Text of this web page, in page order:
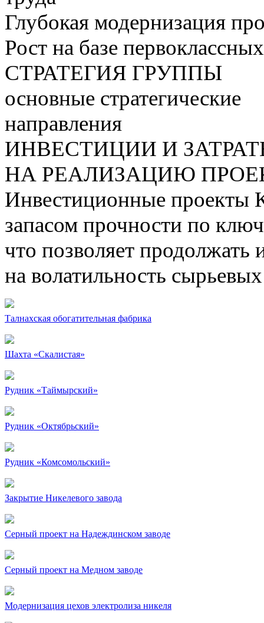
Глубокая модернизация
Рост на базе
СТРАТЕГИЯ ГРУППЫ
основные стратегические
направления
ИНВЕСТИЦИИ И
НА РЕАЛИЗАЦИЮ
Инвестиционные проекты
запасом прочности по
что позволяет продолжать
на волатильность
Талнахская обогатительная фабрика
Шахта «Скалистая»
Рудник «Таймырский»
Рудник «Октябрьский»
Рудник «Комсомольский»
Закрытие Никелевого завода
Серный проект на Надеждинском заводе
Серный проект на Медном заводе
Модернизация цехов электролиза никеля